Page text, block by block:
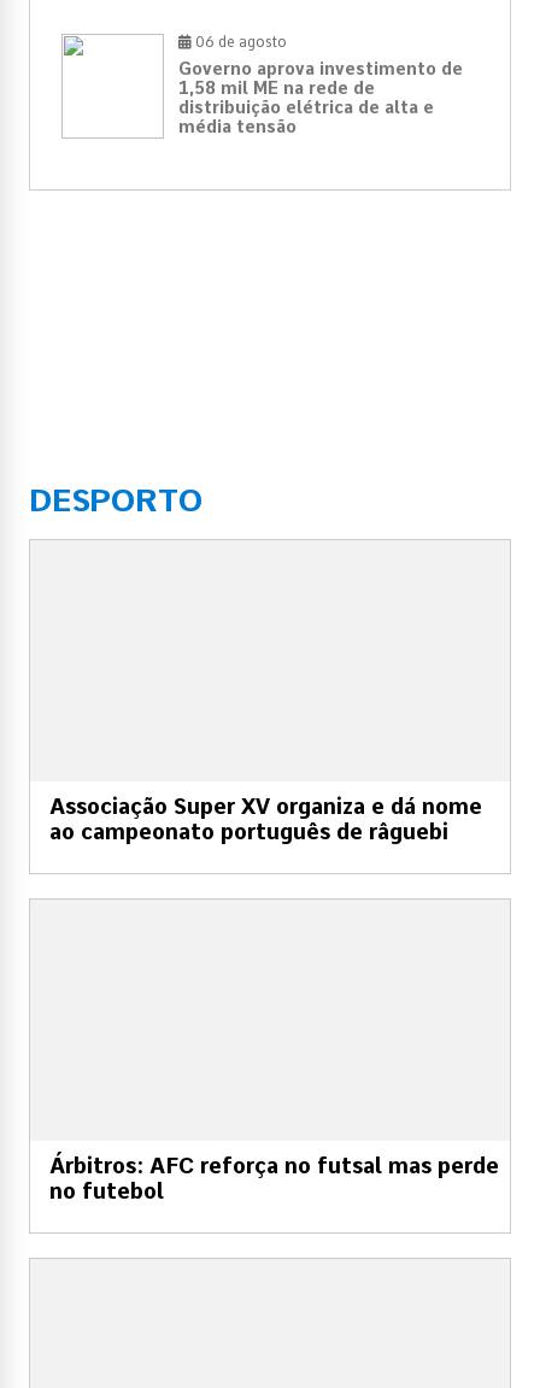
06 de agosto
Governo aprova investimento de
1,58 mil ME na rede de
distribuição elétrica de alta e
média tensão
DESPORTO
Associação Super XV organiza e dá nome
ao campeonato português de râguebi
Árbitros: AFC reforça no futsal mas perde
no futebol